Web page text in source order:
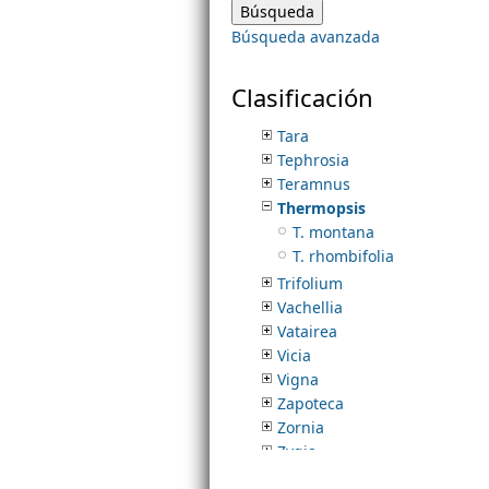
m
e
n
u
Búsqueda avanzada
Clasificación
Strombocarpa
Strophostyles
Styphnolobium
Swartzia
Tara
Tephrosia
Teramnus
Thermopsis
T. montana
T. rhombifolia
Trifolium
Vachellia
Vatairea
Vicia
Vigna
Zapoteca
Zornia
Zygia